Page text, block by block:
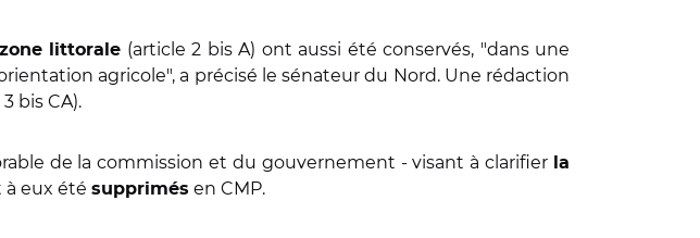
littorale (article 2 bis A) ont aussi été conservés, "dans une
agricole", a précisé le sénateur du Nord. Une rédaction
bis CA).
de la commission et du gouvernement - visant à clarifier
la
eux été supprimés en CMP.